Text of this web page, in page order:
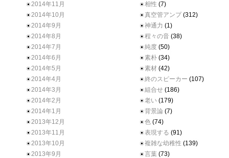
2014年11月
2014年10月
2014年9月
2014年8月
2014年7月
2014年6月
2014年5月
2014年4月
2014年3月
2014年2月
2014年1月
2013年12月
2013年11月
2013年10月
2013年9月
相性 (7)
真空管アンプ (312)
神通力 (1)
程々の音 (38)
純度 (50)
素朴 (34)
素材 (42)
終のスピーカー (107)
組合せ (186)
老い (179)
背景論 (7)
色 (74)
表現する (91)
複雑な幼稚性 (139)
言葉 (73)